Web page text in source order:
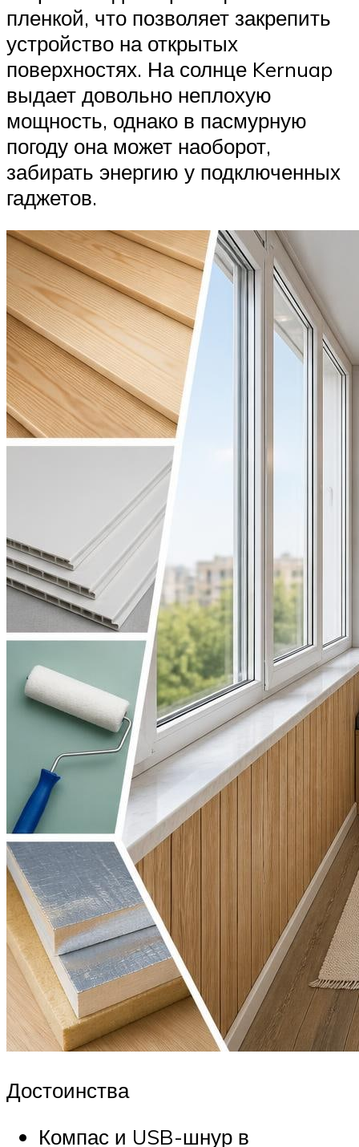
пленкой, что позволяет закрепить
устройство на открытых
поверхностях. На солнце Kernuap
выдает довольно неплохую
мощность, однако в пасмурную
погоду она может наоборот,
забирать энергию у подключенных
гаджетов.
Достоинства
Компас и USB-шнур в